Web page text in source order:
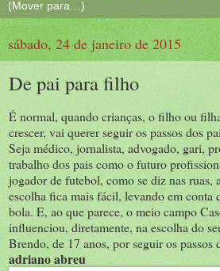
sábado, 24 de janeiro de 2015
De pai para filho
É normal, quando crianças, o filho ou
crescer, vai querer seguir os passos dos
Seja médico, jornalista, advogado, gari,
trabalho dos pais como o futuro
jogador de futebol, como se diz nas ruas,
escolha fica mais fácil, levando em conta
bola. E, ao que parece, o meio campo
influenciou, diretamente, na escolha do
Brendo, de 17 anos, por seguir os passos
adriano abreu